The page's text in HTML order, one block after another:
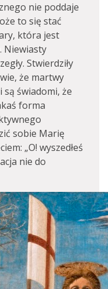
nie poddaje
to się stać
która jest
Niewiasty
Stwierdziły
że martwy
są świadomi, że
forma
sobie Marię
„O! wyszedłeś
nie do